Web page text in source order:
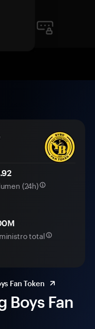
Boys Fan
(24h)
total
Fan Token